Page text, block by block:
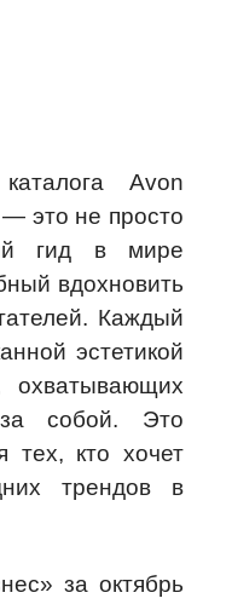
Avon
это не просто
гид в мире
вдохновить
Каждый
эстетикой
охватывающих
собой. Это
тех, кто хочет
трендов в
за октябрь